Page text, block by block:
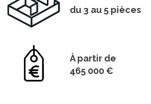
du 3 au 5 pièces
À partir de
465 000 €